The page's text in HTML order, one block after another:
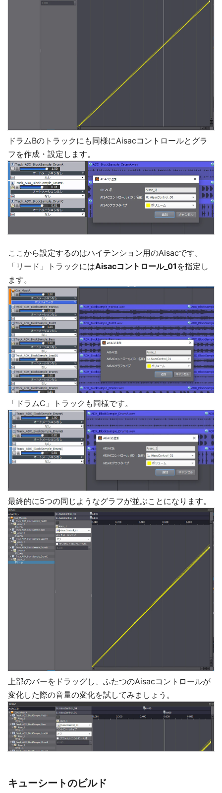
ドラムBのトラックにも同様にAisacコントロールとグラ
フを作成・設定します。
ここから設定するのはハイテンション用のAisacです。
「リード」トラックにはAisacコントロール_01 を指定し
ます。
「ドラムC」トラックも同様です。
最終的に5つの同じようなグラフが並ぶことになります。
上部のバーをドラッグし、ふたつのAisacコントロールが
変化した際の音量の変化を試してみましょう。
キューシートのビルド